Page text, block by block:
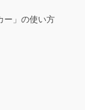
ー」の使い方